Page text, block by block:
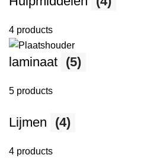
4 products
laminaat (5)
5 products
Lijmen (4)
4 products